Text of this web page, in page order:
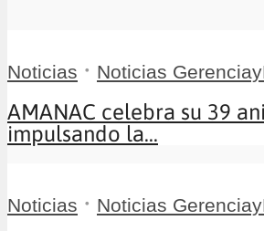
Noticias • Noticias
AMANAC celebra su 39
impulsando la...
Noticias • Noticias